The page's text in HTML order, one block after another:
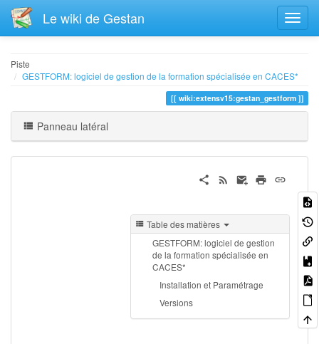
Le wiki de Gestan
Piste
GESTFORM: logiciel de gestion de la formation spécialisée en CACES*
wiki:extensv15:gestan_gestform
Panneau latéral
Table des matières
GESTFORM: logiciel de gestion
de la formation spécialisée en
CACES*
Installation et Paramétrage
Versions